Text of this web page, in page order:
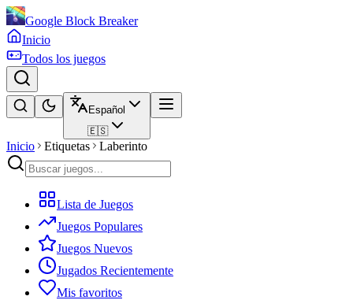
Google Block Breaker
Inicio
Todos los juegos
Español
🇪🇸
Inicio Etiquetas Laberinto
Lista de Juegos
Juegos Populares
Juegos Nuevos
Jugados Recientemente
Mis favoritos